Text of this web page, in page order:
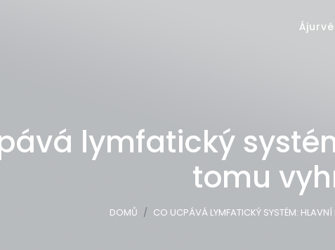
lymfatický
tomu
DOMŮ CO UCPÁVÁ LYMFATICKÝ SYSTÉM: